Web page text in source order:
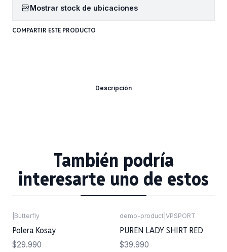
Mostrar stock de ubicaciones
COMPARTIR ESTE PRODUCTO
Descripción
También podría
interesarte uno de estos
Butterfly
Polera Kosay
$29.990
demo-product VPSPORT
PUREN LADY SHIRT RED
$39.990